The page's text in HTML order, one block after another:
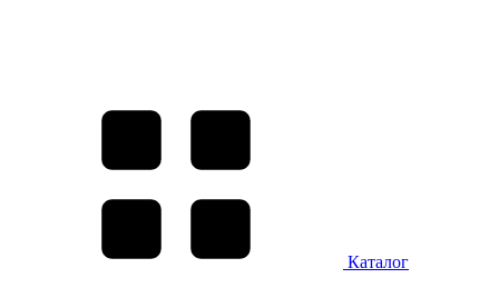
Каталог